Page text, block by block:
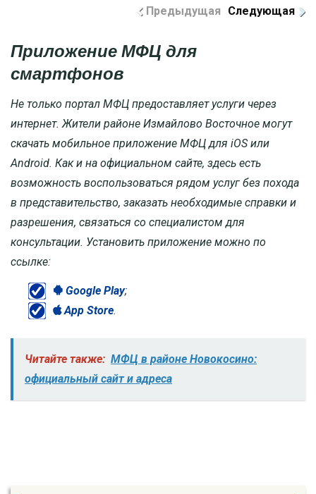
Предыдущая Следующая
Приложение МФЦ для
смартфонов
Не только портал МФЦ предоставляет услуги через
интернет. Жители районе Измайлово Восточное могут
скачать мобильное приложение МФЦ для iOS или
Android. Как и на официальном сайте, здесь есть
возможность воспользоваться рядом услуг без похода
в представительство, заказать необходимые справки и
разрешения, связаться со специалистом для
консультации. Установить приложение можно по
ссылке:
Google Play;
App Store.
Читайте также: МФЦ в районе Новокосино:
официальный сайт и адреса